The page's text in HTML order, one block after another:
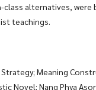
class alternatives, were
teachings.
Meaning
Novel; Nang Phya